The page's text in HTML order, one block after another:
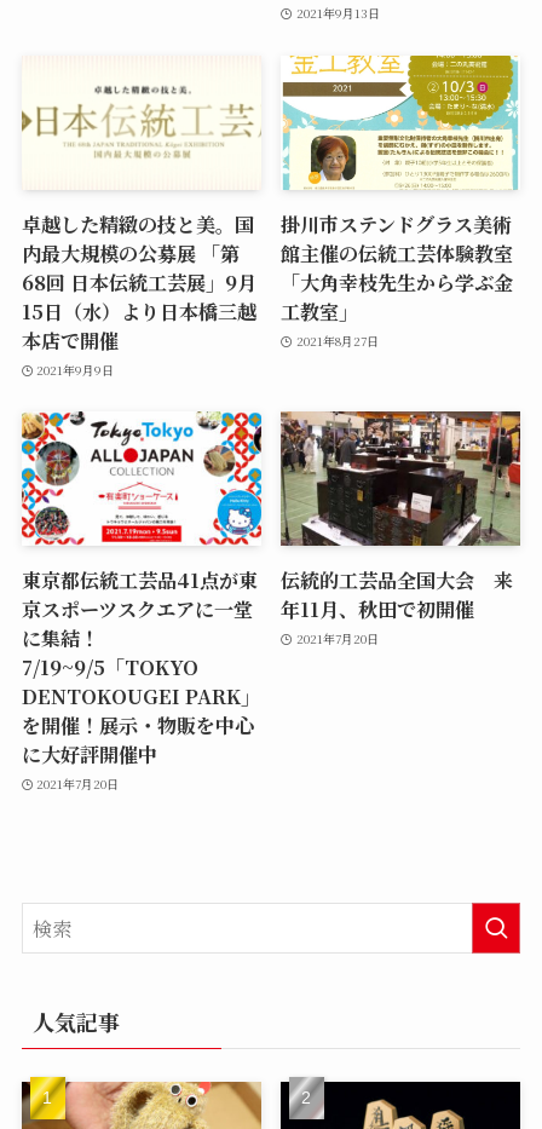
2021年9月13日
卓越した精緻の技と美。国
内最大規模の公募展 「第
68回 日本伝統工芸展」9月
15日（水）より日本橋三越
本店で開催
2021年9月9日
掛川市ステンドグラス美術
館主催の伝統工芸体験教室
「大角幸枝先生から学ぶ金
工教室」
2021年8月27日
東京都伝統工芸品41点が東
京スポーツスクエアに一堂
に集結！
7/19~9/5「TOKYO
DENTOKOUGEI PARK」
を開催！展示・物販を中心
に大好評開催中
2021年7月20日
伝統的工芸品全国大会 来
年11月、秋田で初開催
2021年7月20日
人気記事